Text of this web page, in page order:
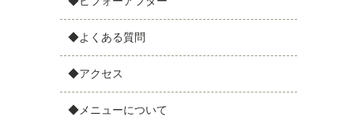
◆よくある質問
◆アクセス
◆メニューについて